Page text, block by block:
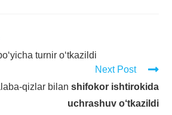
turnir o‘tkazildi
Next Post
qizlar bilan shifokor ishtirokida
uchrashuv o‘tkazildi